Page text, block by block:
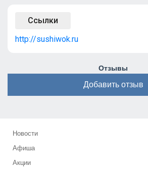
Ссылки
http://sushiwok.ru
Отзывы
Добавить отзыв
Новости
Афиша
Акции